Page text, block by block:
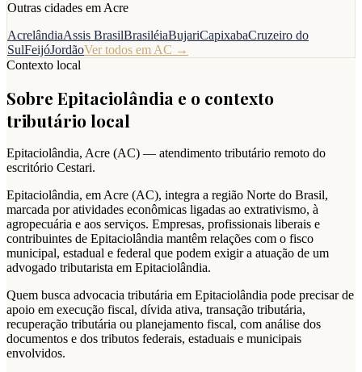
Outras cidades em Acre
AcrelândiaAssis BrasilBrasiléiaBujariCapixabaCruzeiro do
SulFeijóJordãoVer todos em AC →
Contexto local
Sobre Epitaciolândia e o contexto
tributário local
Epitaciolândia, Acre (AC) — atendimento tributário remoto do
escritório Cestari.
Epitaciolândia, em Acre (AC), integra a região Norte do Brasil,
marcada por atividades econômicas ligadas ao extrativismo, à
agropecuária e aos serviços. Empresas, profissionais liberais e
contribuintes de Epitaciolândia mantêm relações com o fisco
municipal, estadual e federal que podem exigir a atuação de um
advogado tributarista em Epitaciolândia.
Quem busca advocacia tributária em Epitaciolândia pode precisar de
apoio em execução fiscal, dívida ativa, transação tributária,
recuperação tributária ou planejamento fiscal, com análise dos
documentos e dos tributos federais, estaduais e municipais
envolvidos.